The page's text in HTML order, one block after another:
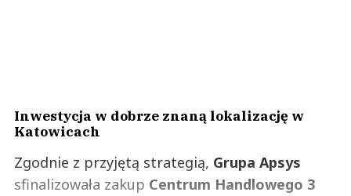
Inwestycja w dobrze znaną lokalizację w
Katowicach
Zgodnie z przyjętą strategią, Grupa Apsys
sfinalizowała zakup Centrum Handlowego 3